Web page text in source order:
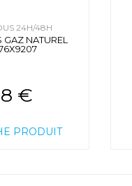
24H/48H
GAZ NATUREL
€
PRODUIT